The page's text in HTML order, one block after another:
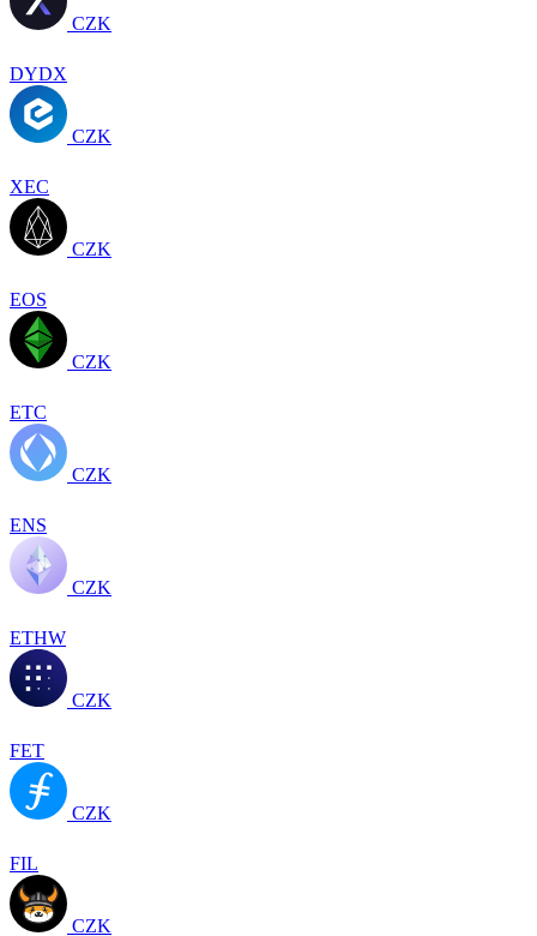
CZK
DYDX
CZK
XEC
CZK
EOS
CZK
ETC
CZK
ENS
CZK
ETHW
CZK
FET
CZK
FIL
CZK